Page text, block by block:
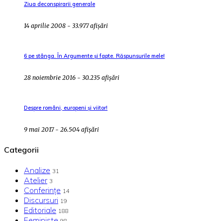
Ziua deconspirarii generale
14 aprilie 2008 - 33.977 afișări
6 pe stânga. În Argumente și fapte. Răspunsurile mele!
28 noiembrie 2016 - 30.235 afișări
Despre români, europeni și viitor!
9 mai 2017 - 26.504 afișări
Categorii
Analize 31
Atelier 3
Conferințe 14
Discursuri 19
Editoriale 188